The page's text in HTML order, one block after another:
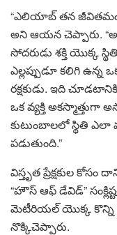
“ఎలియాబ్ తన జీవితమంతా
అని ఆయన చెప్పారు.
సోదరుడు శక్తి యొక్క
ఎల్లప్పుడూ కలిగి
రక్షకుడు. ఇది
ఒక వ్యక్తి
కుటుంబాలలో స్థితి ఎలా
పడుతుంది.”
విస్తృత ప్రేక్షకుల
“హౌస్ ఆఫ్ డేవిడ్”
మెటీరియల్ యొక్క కొన్ని
నొక్కిచెప్పారు.